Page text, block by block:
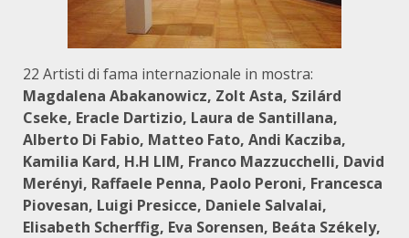
22 Artisti di fama internazionale in mostra:
Magdalena Abakanowicz, Zolt Asta, Szilárd
Cseke, Eracle Dartizio, Laura de Santillana,
Alberto Di Fabio, Matteo Fato, Andi Kacziba,
Kamilia Kard, H.H LIM, Franco Mazzucchelli, David
Merényi, Raffaele Penna, Paolo Peroni, Francesca
Piovesan, Luigi Presicce, Daniele Salvalai,
Elisabeth Scherffig, Eva Sorensen, Beáta Székely,